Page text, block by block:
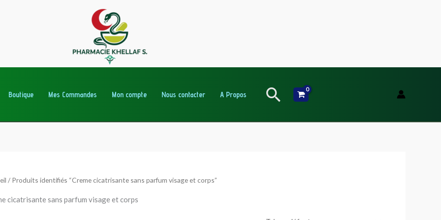
Boutique Mes Commandes Mon compte Nous contacter A Propos Rechercher
/ Produits identifiés “Creme cicatrisante sans parfum visage et corps”
cicatrisante sans parfum visage et corps